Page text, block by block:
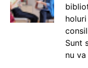
Sunt
nu